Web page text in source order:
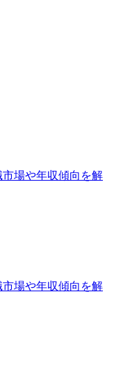
場や年収傾向を解
場や年収傾向を解